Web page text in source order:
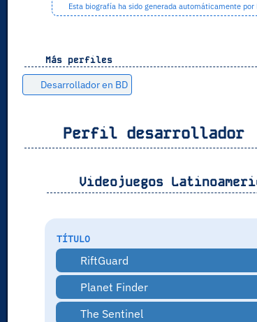
Esta biografía ha sido generada automáticamente
Más perfiles
Desarrollador en BD
Perfil desarrollador
Videojuegos
TÍTULO
RiftGuard
Planet Finder
The Sentinel